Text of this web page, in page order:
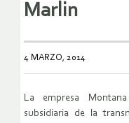
Marlin
4 MARZO, 2014
La empresa
subsidiaria de la